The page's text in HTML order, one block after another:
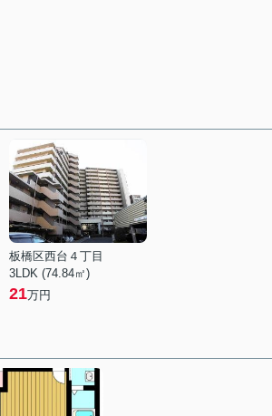
板橋区西台４丁目
3LDK (74.84㎡)
21万円